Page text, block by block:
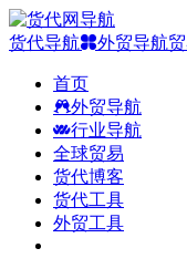
货代导航 外贸导航
首页
外贸导航
行业导航
全球贸易
货代博客
货代工具
外贸工具